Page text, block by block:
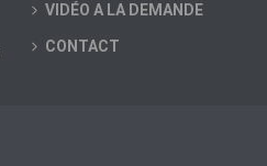
VIDÉO A LA DEMANDE
CONTACT